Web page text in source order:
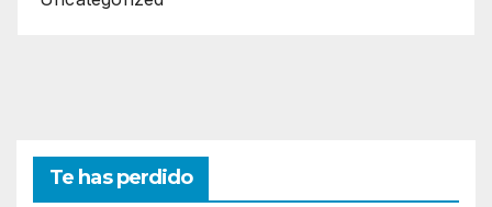
Te has perdido